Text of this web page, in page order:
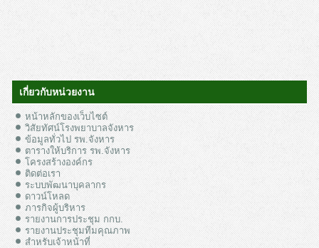
เกี่ยวกับหน่วยงาน
หน้าหลักของเว็บไซต์
วิสัยทัศน์โรงพยาบาลจังหาร
ข้อมูลทั่วไป รพ.จังหาร
ตารางให้บริการ รพ.จังหาร
โครงสร้างองค์กร
ติดต่อเรา
ระบบพัฒนาบุคลากร
ดาวน์โหลด
ภารกิจผู้บริหาร
รายงานการประชุม กกบ.
รายงานประชุมทีมคุณภาพ
สำหรับเจ้าหน้าที่